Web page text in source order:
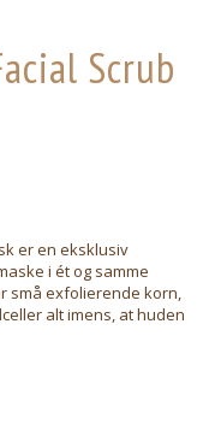
Scrub
er en eksklusiv
i ét og samme
små exfolierende korn,
alt imens, at huden